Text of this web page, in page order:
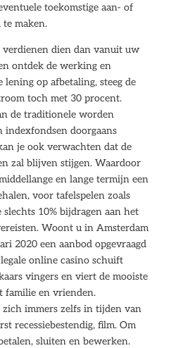
toekomstige aan- of
maken.
verdienen dien dan vanuit uw
ontdek de werking en
op afbetaling, steeg de
toch met 30 procent.
de traditionele worden
doorgaans
je ook verwachten dat de
zal blijven stijgen. Waardoor
en lange termijn een
voor tafelspelen zoals
slechts 10% bijdragen aan het
Woont u in Amsterdam
2020 een aanbod opgevraagd
online casino schuift
vingers en viert de mooiste
familie en vrienden.
immers zelfs in tijden van
recessiebestendig, film. Om
sluiten en bewerken.